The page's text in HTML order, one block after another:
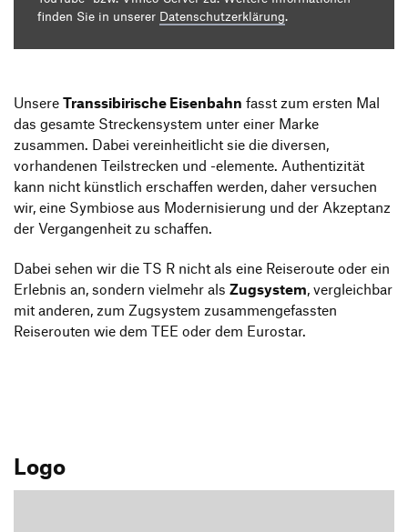
finden Sie in unserer Datenschutzerklärung.
Unsere Transsibirische Eisenbahn fasst zum ersten Mal
das gesamte Streckensystem unter einer Marke
zusammen. Dabei vereinheitlicht sie die diversen,
vorhandenen Teilstrecken und -elemente. Authentizität
kann nicht künstlich erschaffen werden, daher versuchen
wir, eine Symbiose aus Modernisierung und der Akzeptanz
der Vergangenheit zu schaffen.
Dabei sehen wir die TS R nicht als eine Reiseroute oder ein
Erlebnis an, sondern vielmehr als Zugsystem, vergleichbar
mit anderen, zum Zugsystem zusammengefassten
Reiserouten wie dem TEE oder dem Eurostar.
Logo